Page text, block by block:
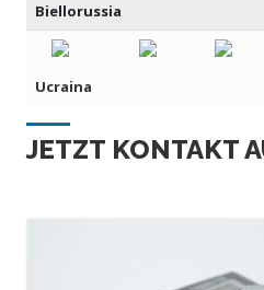
Biellorussia
Ucraina
JETZT KONTAKT